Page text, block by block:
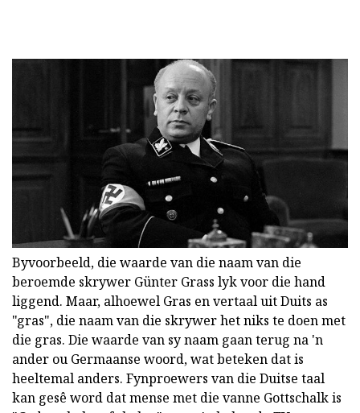
Byvoorbeeld, die waarde van die naam van die
beroemde skrywer Günter Grass lyk voor die hand
liggend. Maar, alhoewel Gras en vertaal uit Duits as
"gras", die naam van die skrywer het niks te doen met
die gras. Die waarde van sy naam gaan terug na 'n
ander ou Germaanse woord, wat beteken dat is
heeltemal anders. Fynproewers van die Duitse taal
kan gesê word dat mense met die vanne Gottschalk is